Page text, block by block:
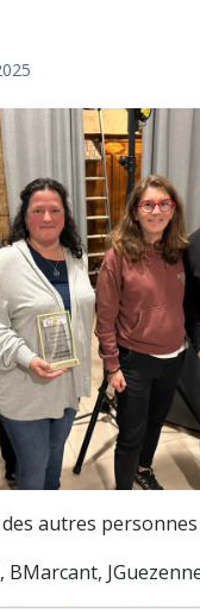
des autres
BMarcant,